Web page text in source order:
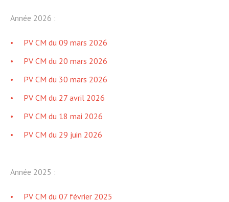
Année 2026 :
PV CM du 09 mars 2026
PV CM du 20 mars 2026
PV CM du 30 mars 2026
PV CM du 27 avril 2026
PV CM du 18 mai 2026
PV CM du 29 juin 2026
Année 2025 :
PV CM du 07 février 2025